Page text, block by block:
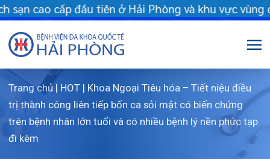
cấp đầu tiên ở Hải Phòng và khu vực vùng duyên hải Bắc
Giới thiệu
Giới thiệu chung
Sơ đồ tổng thể
Sơ đồ khoa phòng
Dịch vụ
Khám sức khỏe
Dịch vụ tiêm chủng
Chuyên gia
Chuyên khoa
Trang chủ |HOT
trị thành công liên tiếp bốn ca sỏi mật có biến chứng
trên bệnh nhân lớn tuổi và có nhiều bệnh lý nền phức tạp